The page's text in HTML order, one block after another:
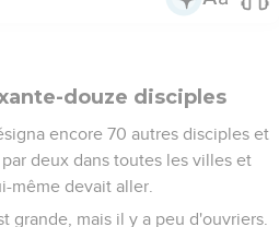
douze disciples
encore 70 autres disciples et
deux dans toutes les villes et
même devait aller.
grande, mais il y a peu d'ouvriers.